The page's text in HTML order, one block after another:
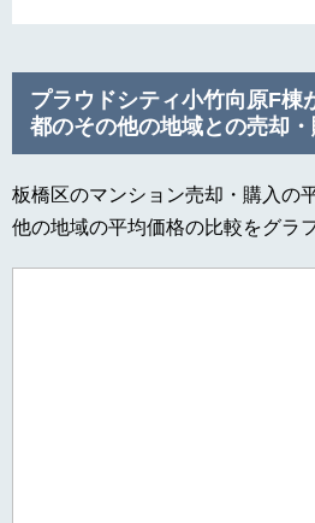
プラウドシティ小竹向原F棟
都のその他の地域との売却
板橋区のマンション売却・購入の
他の地域の平均価格の比較をグラ